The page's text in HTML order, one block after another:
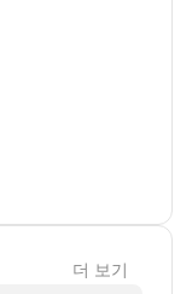
더 보기